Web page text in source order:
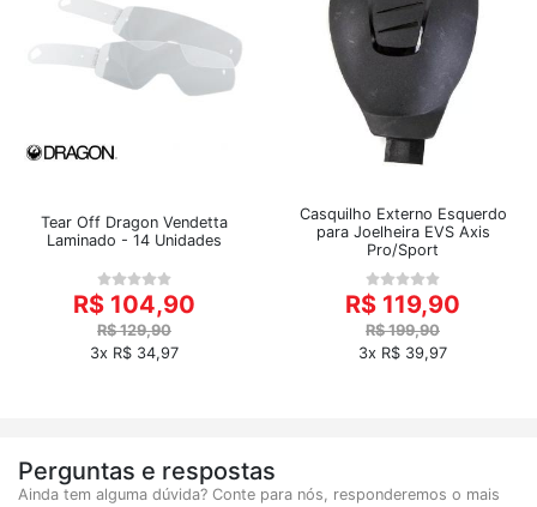
Tear Off Dragon Vendetta
Laminado - 14 Unidades
R$ 104,90
R$ 129,90
3x R$ 34,97
Casquilho Externo Esquerdo
para Joelheira EVS Axis
Pro/Sport
R$ 119,90
R$ 199,90
3x R$ 39,97
Perguntas e respostas
Ainda tem alguma dúvida? Conte para nós, responderemos o mais